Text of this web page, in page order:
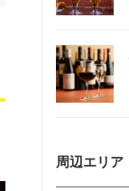
周辺エリア